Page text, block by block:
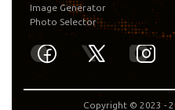
Image Generator
Photo Selector
Copyright © 2023 -